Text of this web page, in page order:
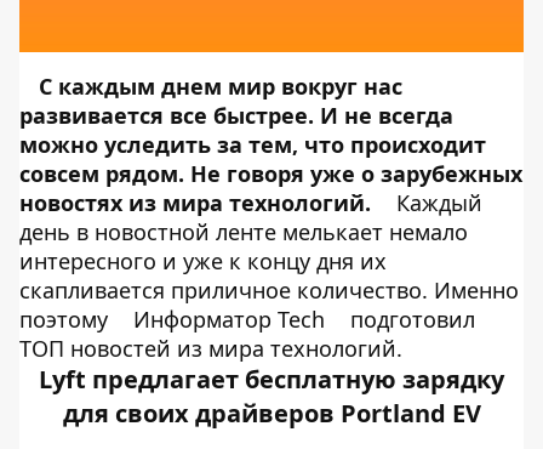
С каждым днем мир вокруг нас
развивается все быстрее. И не всегда
можно уследить за тем, что происходит
совсем рядом. Не говоря уже о зарубежных
новостях из мира технологий.
Каждый
день в новостной ленте мелькает немало
интересного и уже к концу дня их
скапливается приличное количество. Именно
поэтому
Информатор Tech
подготовил
ТОП новостей из мира технологий.
Lyft предлагает бесплатную зарядку
для своих драйверов Portland EV